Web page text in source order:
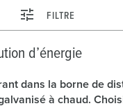
FILTRE
d’énergie
dans la borne de
à chaud.